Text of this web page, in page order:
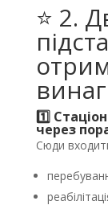
⭐ 2.
1️⃣
через
Сюди